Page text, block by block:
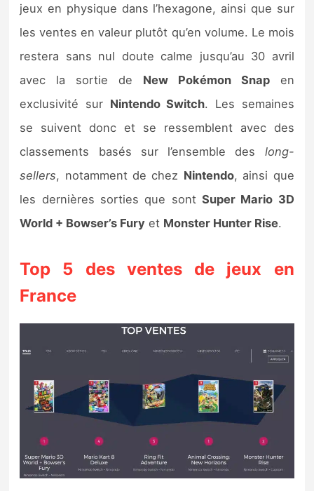
Previews
Précommandes
Précommandes jeux Switch 2
Sorties de jeux
Bons plans
Guides
jeux en physique dans l’hexagone, ainsi que sur
les ventes en valeur plutôt qu’en volume. Le mois
restera sans nul doute calme jusqu’au 30 avril
avec la sortie de New Pokémon Snapen
exclusivité sur Nintendo Switch. Les semaines
se suivent donc et se ressemblent avec des
classements basés sur l’ensemble des long-
sellers, notamment de chez Nintendo, ainsi que
les dernières sorties que sontSuper Mario 3D
World + Bowser’s Fury et Monster Hunter Rise.
Top 5 des ventes de jeux en
France